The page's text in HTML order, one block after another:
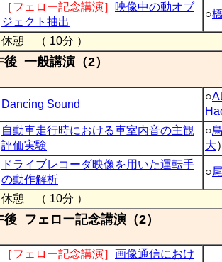
［フェロー記念講演］ 映像中の動オブ
ジェクト抽出
○
休憩 （ 10分 ）
一般講演（2）
Dancing Sound
○
自動車走行時における車室内音の主観
評価実験
○
大
ドライブレコーダ映像を用いた運転手
の動作解析
○
休憩 （ 10分 ）
フェロー記念講演（2）
［フェロー記念講演］ 画像通信におけ